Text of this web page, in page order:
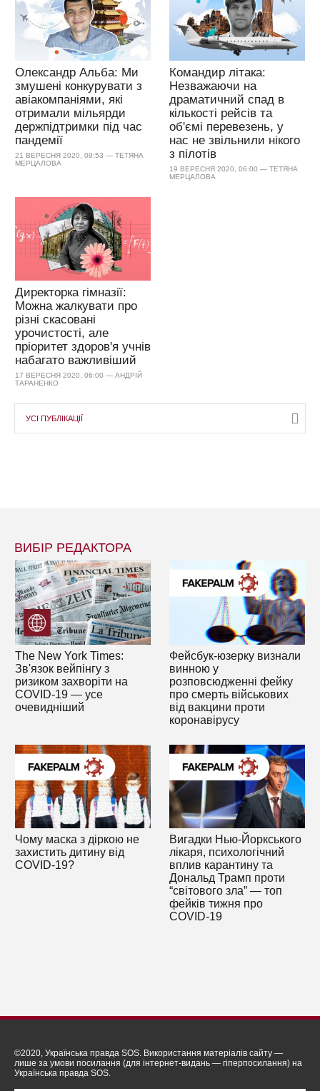
Олександр Альба: Ми
змушені конкурувати з
авіакомпаніями, які
отримали мільярди
держпідтримки під час
пандемії
21 ВЕРЕСНЯ 2020, 09:53 — ТЕТЯНА
МЕРЦАЛОВА
Командир літака:
Незважаючи на
драматичний спад в
кількості рейсів та
об'ємі перевезень, у
нас не звільнили нікого
з пілотів
19 ВЕРЕСНЯ 2020, 06:00 — ТЕТЯНА
МЕРЦАЛОВА
Директорка гімназії:
Можна жалкувати про
різні скасовані
урочистості, але
пріоритет здоров'я учнів
набагато важливіший
17 ВЕРЕСНЯ 2020, 06:00 — АНДРІЙ
ТАРАНЕНКО
УСІ ПУБЛІКАЦІЇ
ВИБІР РЕДАКТОРА
The New York Times:
Зв'язок вейпінгу з
ризиком захворіти на
COVID-19 — усе
очевидніший
Фейсбук-юзерку визнали
винною у
розповсюдженні фейку
про смерть військових
від вакцини проти
коронавірусу
Чому маска з діркою не
захистить дитину від
COVID-19?
Вигадки Нью-Йоркського
лікаря, психологічний
вплив карантину та
Дональд Трамп проти
“світового зла” — топ
фейків тижня про
COVID-19
©2020, Українська правда SOS. Використання матеріалів сайту —
лише за умови посилання (для інтернет-видань — гіперпосилання) на
Українська правда SOS.